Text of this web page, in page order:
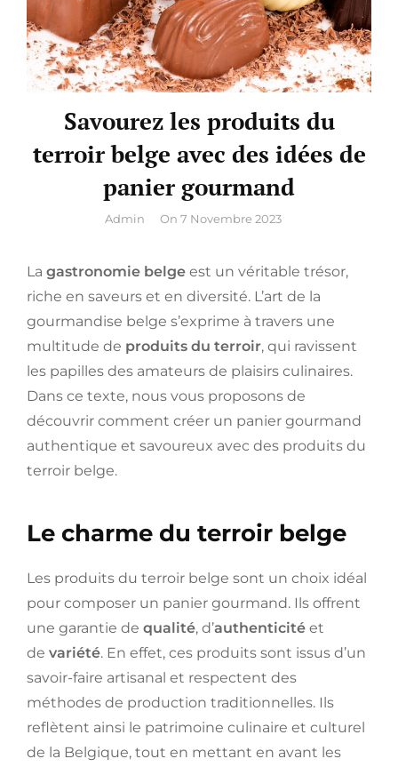
Savourez les produits du
terroir belge avec des idées de
panier gourmand
By
Admin On 7 Novembre 2023
La gastronomie belge est un véritable trésor,
riche en saveurs et en diversité. L’art de la
gourmandise belge s’exprime à travers une
multitude de produits du terroir, qui ravissent
les papilles des amateurs de plaisirs culinaires.
Dans ce texte, nous vous proposons de
découvrir comment créer un panier gourmand
authentique et savoureux avec des produits du
terroir belge.
Le charme du terroir belge
Les produits du terroir belge sont un choix idéal
pour composer un panier gourmand. Ils offrent
une garantie de qualité, d’authenticité et
de variété. En effet, ces produits sont issus d’un
savoir-faire artisanal et respectent des
méthodes de production traditionnelles. Ils
reflètent ainsi le patrimoine culinaire et culturel
de la Belgique, tout en mettant en avant les